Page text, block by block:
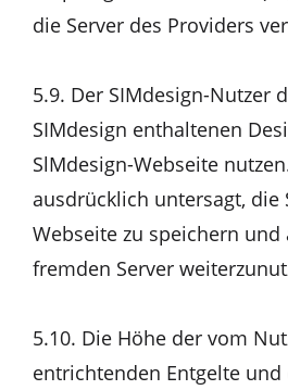
die Server des Providers
5.9. Der SIMdesign-Nutzer
SIMdesign enthaltenen
SlMdesign-Webseite
ausdrücklich untersagt, die
Webseite zu speichern und
fremden Server
5.10. Die Höhe der vom
entrichtenden Entgelte und